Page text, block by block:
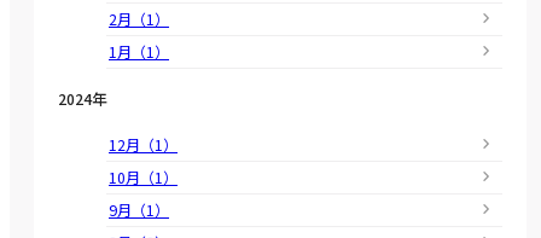
2月（1）
1月（1）
2024年
12月（1）
10月（1）
9月（1）